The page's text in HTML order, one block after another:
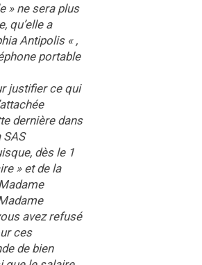
» ne sera plus
qu’elle a
Antipolis « ,
portable
justifier ce qui
dernière dans
dès le 1
» et de la
avez refusé
ces
de bien